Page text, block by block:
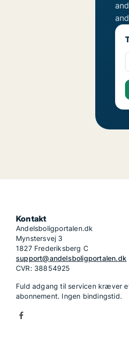
Kontakt
Andelsboligportalen.dk
Mynstersvej 3
1827 Frederiksberg C
support@andelsboligportalen.dk
CVR: 38854925
Fuld adgang til servicen kræver
abonnement. Ingen bindingstid.